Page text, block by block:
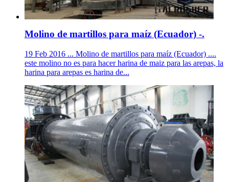
Molino de martillos para maíz (Ecuador) -.
19 Feb 2016 ... Molino de martillos para maíz (Ecuador) ....
este molino no es para hacer harina de maiz para las arepas, la
harina para arepas es harina de...